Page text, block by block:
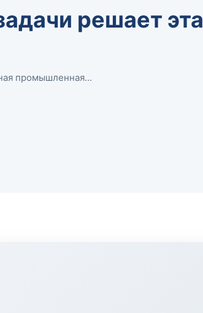
решает эта
промышленная...